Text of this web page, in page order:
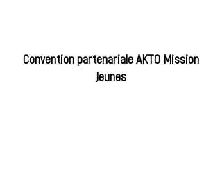
Convention partenariale AKTO Mission
Jeunes